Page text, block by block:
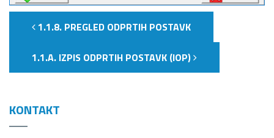
1.1.8. PREGLED ODPRTIH POSTAVK
1.1.A. IZPIS ODPRTIH POSTAVK (IOP)
KONTAKT